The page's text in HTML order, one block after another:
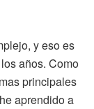
y eso es
años. Como
principales
aprendido a